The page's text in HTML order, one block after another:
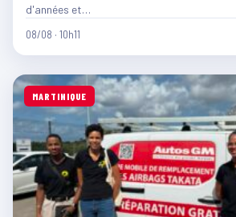
d'années et…
08/08 · 10h11
MARTINIQUE